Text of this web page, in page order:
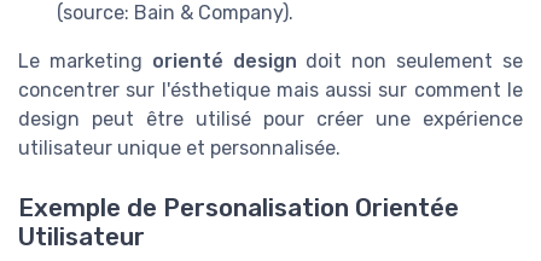
(source: Bain & Company).
Le marketing orienté design doit non seulement se
concentrer sur l'ésthetique mais aussi sur comment le
design peut être utilisé pour créer une expérience
utilisateur unique et personnalisée.
Exemple de Personalisation Orientée
Utilisateur